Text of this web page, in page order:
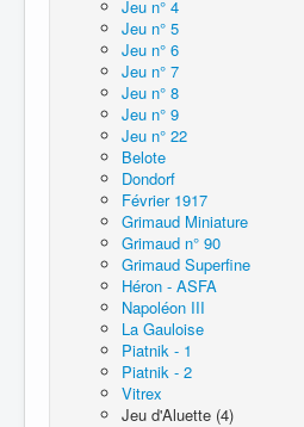
Jeu n° 4
Jeu n° 5
Jeu n° 6
Jeu n° 7
Jeu n° 8
Jeu n° 9
Jeu n° 22
Belote
Dondorf
Février 1917
Grimaud Miniature
Grimaud n° 90
Grimaud Superfine
Héron - ASFA
Napoléon III
La Gauloise
Piatnik - 1
Piatnik - 2
Vitrex
Jeu d'Aluette (4)